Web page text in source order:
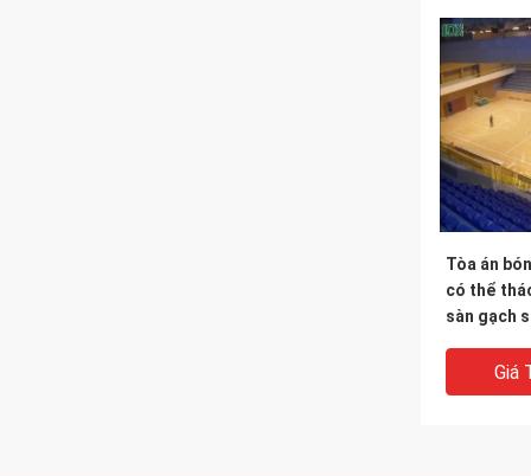
Tòa án
có thể
sàn gạch
Giá